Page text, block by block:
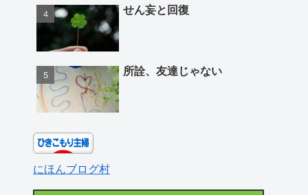
せん妄と回復
所詮、友達じゃない
にほんブログ村